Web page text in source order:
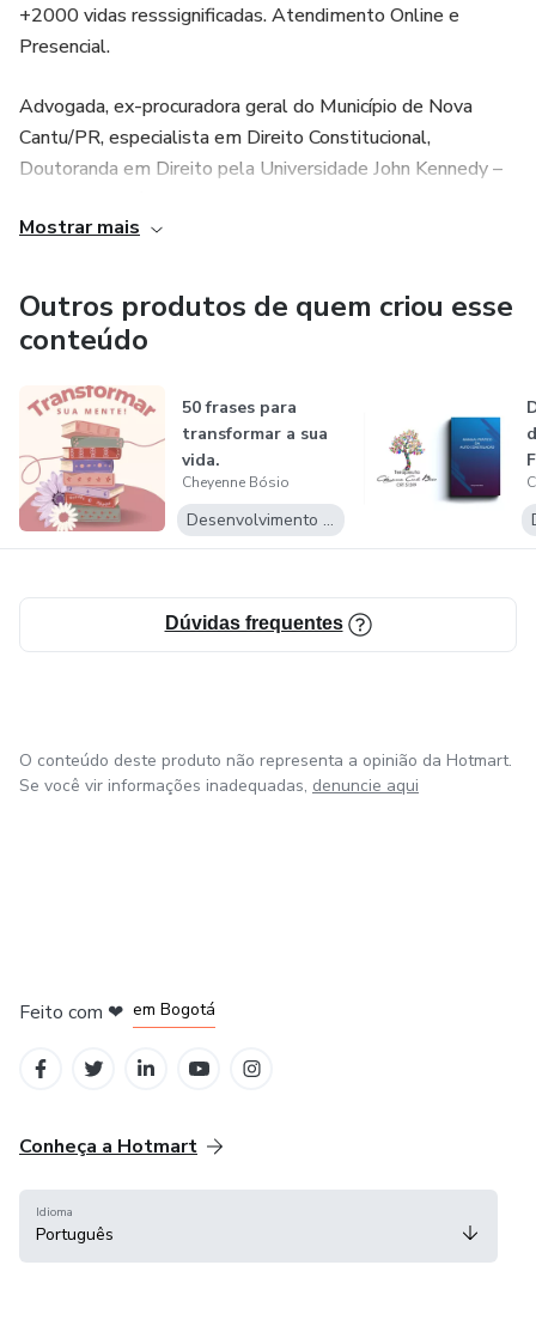
+2000 vidas resssignificadas. Atendimento Online e
Presencial.
Advogada, ex-procuradora geral do Município de Nova
Cantu/PR, especialista em Direito Constitucional,
Doutoranda em Direito pela Universidade John Kennedy –
Atendimento Online e Presencial.
Mostrar mais
Outros produtos de quem criou esse
conteúdo
50 frases para
transformar a sua
vida.
Cheyenne Bósio
Desenvolvimento Pessoal
Dúvidas frequentes
O conteúdo deste produto não representa a opinião da Hotmart.
Se você vir informações inadequadas, denuncie aqui
Feito com ❤ em Bogotá
Conheça a Hotmart
Idioma
Português